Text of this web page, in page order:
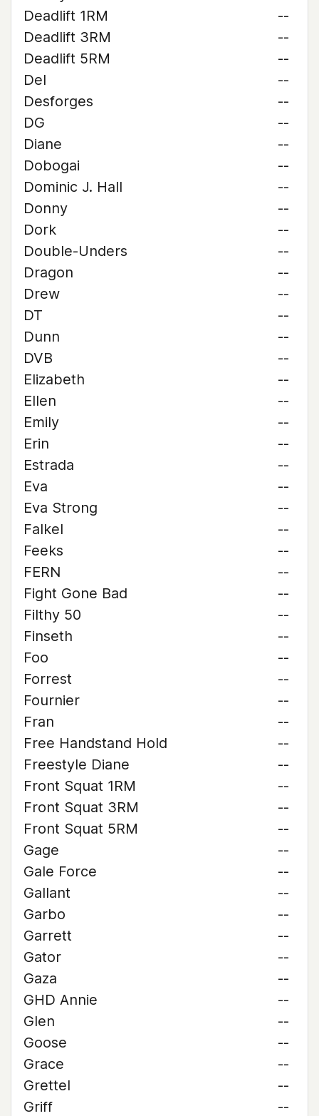
Deadlift 1RM
--
Deadlift 3RM
--
Deadlift 5RM
--
Del
--
Desforges
--
DG
--
Diane
--
Dobogai
--
Dominic J. Hall
--
Donny
--
Dork
--
Double-Unders
--
Dragon
--
Drew
--
DT
--
Dunn
--
DVB
--
Elizabeth
--
Ellen
--
Emily
--
Erin
--
Estrada
--
Eva
--
Eva Strong
--
Falkel
--
Feeks
--
FERN
--
Fight Gone Bad
--
Filthy 50
--
Finseth
--
Foo
--
Forrest
--
Fournier
--
Fran
--
Free Handstand Hold
--
Freestyle Diane
--
Front Squat 1RM
--
Front Squat 3RM
--
Front Squat 5RM
--
Gage
--
Gale Force
--
Gallant
--
Garbo
--
Garrett
--
Gator
--
Gaza
--
GHD Annie
--
Glen
--
Goose
--
Grace
--
Grettel
--
Griff
--